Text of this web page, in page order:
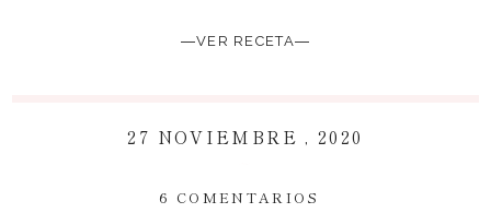
―VER RECETA―
27 NOVIEMBRE , 2020
6 COMENTARIOS